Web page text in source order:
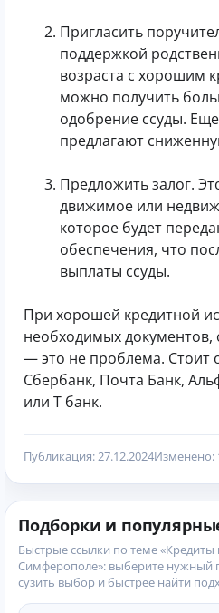
Пригласить
поддержкой
возраста с хорошим
можно получить
одобрение ссуды.
предлагают
Предложить залог.
движимое или
которое будет
обеспечения, что
выплаты ссуды.
При хорошей кредитной
необходимых
— это не проблема. Стоит
Сбербанк, Почта Банк,
или Т банк.
Публикация: 27.12.2024Изменено:
Подборки и
Быстрые ссылки по теме
Симферополе»: выберите нужный
сузить выбор и быстрее найти